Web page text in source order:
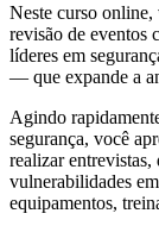
Neste curso online,
revisão de eventos
líderes em
— que expande a
Agindo
segurança, você
realizar
vulnerabilidades
equipamentos,